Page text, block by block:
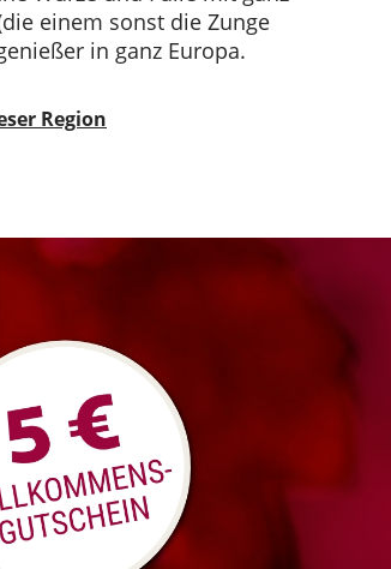
einem sonst die Zunge
in ganz Europa.
Region